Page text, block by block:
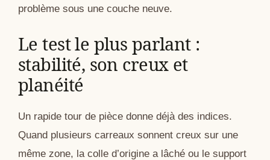
problème sous une couche neuve.
Le test le plus parlant :
stabilité, son creux et
planéité
Un rapide tour de pièce donne déjà des indices.
Quand plusieurs carreaux sonnent creux sur une
même zone, la colle d’origine a lâché ou le support